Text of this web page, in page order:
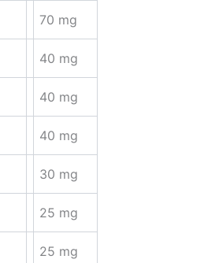
70 mg
40 mg
40 mg
40 mg
30 mg
25 mg
25 mg